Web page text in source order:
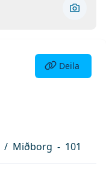
Skoða
Deila eign
Deila
/ Miðborg - 101